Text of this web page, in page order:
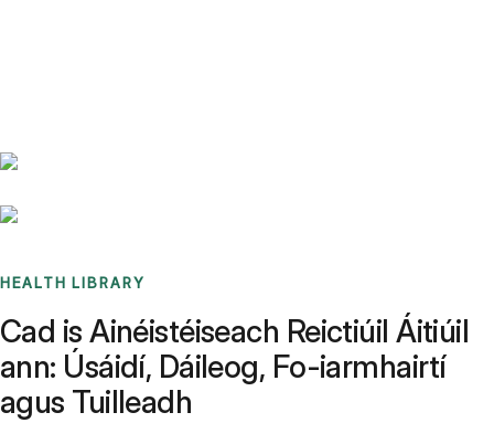
HEALTH LIBRARY
Cad is Ainéistéiseach Reictiúil Áitiúil
ann: Úsáidí, Dáileog, Fo-iarmhairtí
agus Tuilleadh